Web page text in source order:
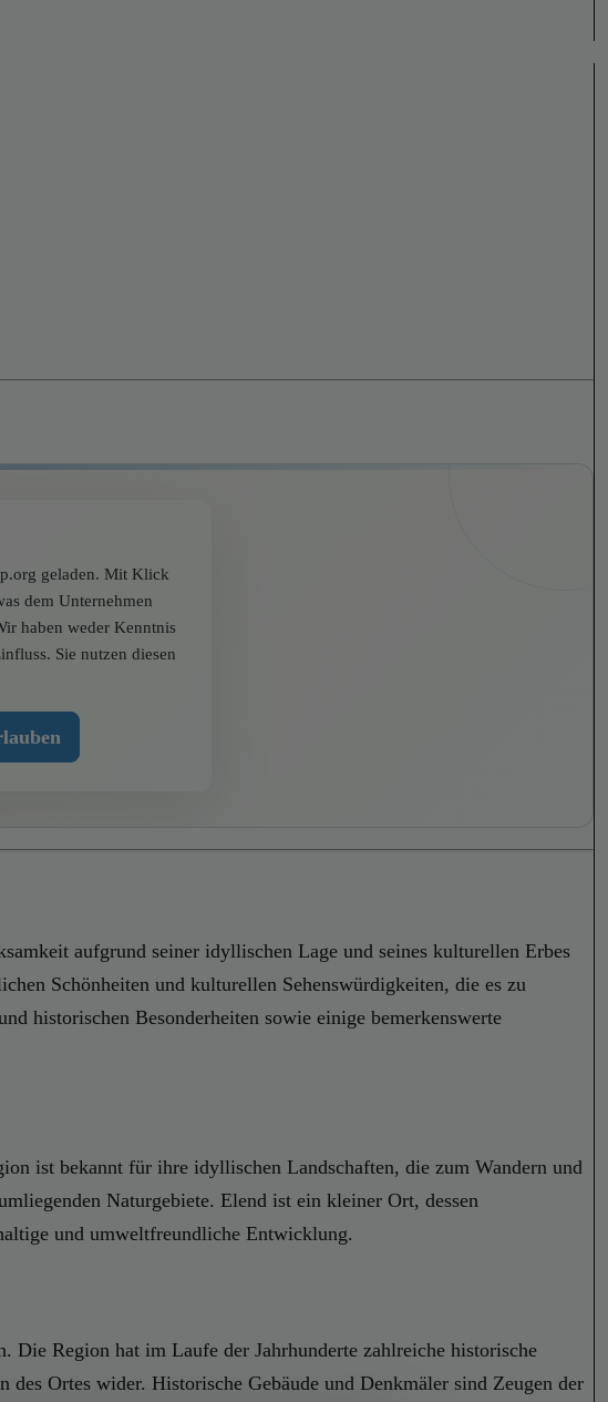
geladen. Mit Klick
dem Unternehmen
haben weder Kenntnis
Sie nutzen diesen
aufgrund seiner idyllischen Lage und seines kulturellen Erbes
Schönheiten und kulturellen Sehenswürdigkeiten, die es zu
historischen Besonderheiten sowie einige bemerkenswerte
ist bekannt für ihre idyllischen Landschaften, die zum Wandern und
Naturgebiete. Elend ist ein kleiner Ort, dessen
und umweltfreundliche Entwicklung.
Region hat im Laufe der Jahrhunderte zahlreiche historische
Ortes wider. Historische Gebäude und Denkmäler sind Zeugen der